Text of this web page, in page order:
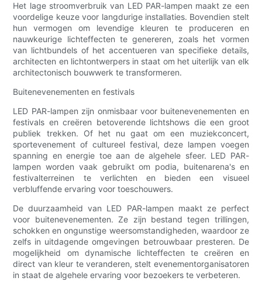
Het lage stroomverbruik van LED PAR-lampen maakt ze een
voordelige keuze voor langdurige installaties. Bovendien stelt
hun vermogen om levendige kleuren te produceren en
nauwkeurige lichteffecten te genereren, zoals het vormen
van lichtbundels of het accentueren van specifieke details,
architecten en lichtontwerpers in staat om het uiterlijk van elk
architectonisch bouwwerk te transformeren.
Buitenevenementen en festivals
LED PAR-lampen zijn onmisbaar voor buitenevenementen en
festivals en creëren betoverende lichtshows die een groot
publiek trekken. Of het nu gaat om een ​​muziekconcert,
sportevenement of cultureel festival, deze lampen voegen
spanning en energie toe aan de algehele sfeer. LED PAR-
lampen worden vaak gebruikt om podia, buitenarena's en
festivalterreinen te verlichten en bieden een visueel
verbluffende ervaring voor toeschouwers.
De duurzaamheid van LED PAR-lampen maakt ze perfect
voor buitenevenementen. Ze zijn bestand tegen trillingen,
schokken en ongunstige weersomstandigheden, waardoor ze
zelfs in uitdagende omgevingen betrouwbaar presteren. De
mogelijkheid om dynamische lichteffecten te creëren en
direct van kleur te veranderen, stelt evenementorganisatoren
in staat de algehele ervaring voor bezoekers te verbeteren.